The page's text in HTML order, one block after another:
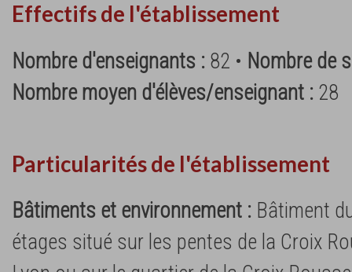
Effectifs de l'établissement
Nombre d'enseignants : 82 • Nombre de
Nombre moyen d'élèves/enseignant : 28
Particularités de l'établissement
Bâtiments et environnement : Bâtiment
étages situé sur les pentes de la Croix